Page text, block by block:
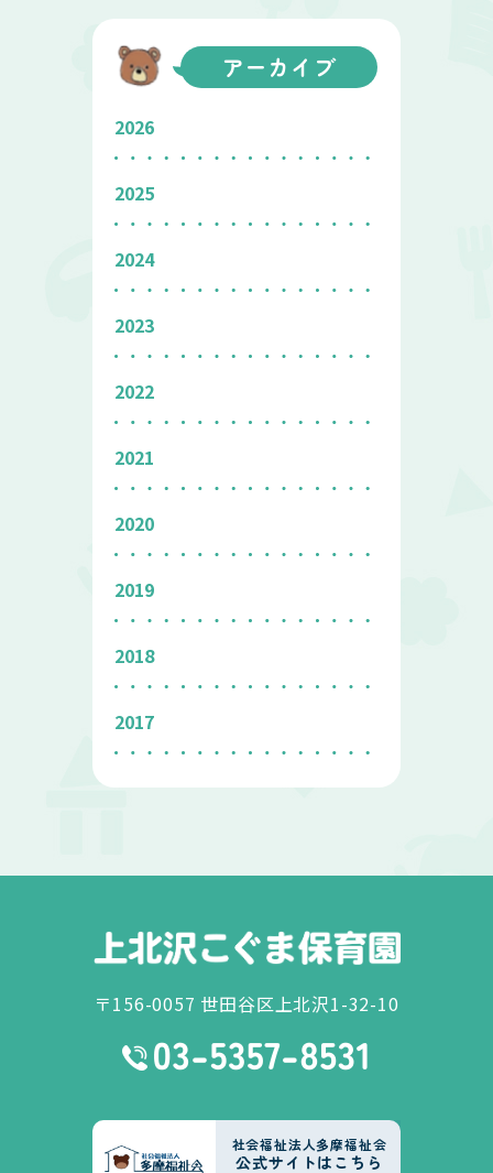
アーカイブ
2026
2025
2024
2023
2022
2021
2020
2019
2018
2017
〒156-0057 世田谷区上北沢1-32-10
社会福祉法人多摩福祉会
公式サイトはこちら